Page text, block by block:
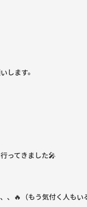
します。
ってきました🎤
、🔥（もう気付く人もい